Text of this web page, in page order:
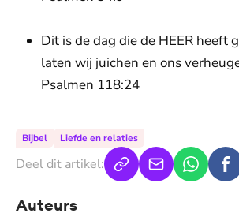
Dit is de dag die de HEER heeft
laten wij juichen en ons
Psalmen 118:24
Bijbel Liefde en relaties
Deel dit artikel:
Auteurs